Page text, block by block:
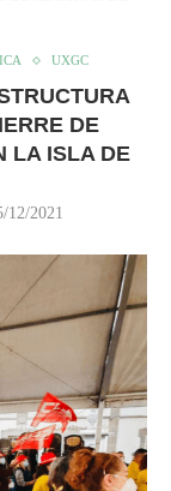
UXGC
DE
LA ISLA DE
12/2021